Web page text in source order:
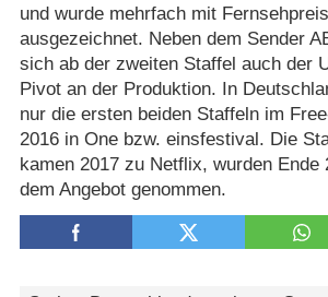
und wurde mehrfach mit
ausgezeichnet. Neben dem Sender
sich ab der zweiten Staffel auch der
Pivot an der Produktion. In
nur die ersten beiden Staffeln im
2016 in One bzw. einsfestival. Die
kamen 2017 zu Netflix, wurden Ende
dem Angebot genommen.